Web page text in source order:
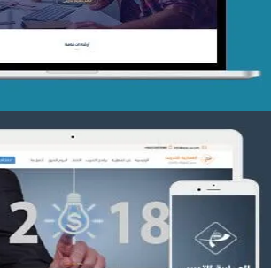
التفاصيل
تصميم العمارية
التفاصيل